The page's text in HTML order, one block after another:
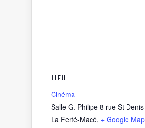
LIEU
Cinéma
Salle G. Philipe 8 rue St Denis
La Ferté-Macé, + Google Map